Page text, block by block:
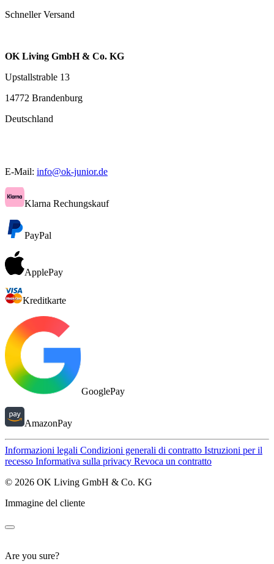
Schneller Versand
OK Living GmbH & Co. KG
Upstallstrable 13
14772 Brandenburg
Deutschland
E-Mail: info@ok-junior.de
Klarna Rechungskauf
PayPal
ApplePay
Kreditkarte
GooglePay
AmazonPay
Informazioni legali Condizioni generali di contratto Istruzioni per il
recesso Informativa sulla privacy Revoca un contratto
© 2026 OK Living GmbH & Co. KG
Immagine del cliente
Are you sure?